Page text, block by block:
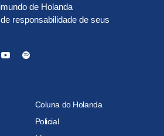
de Holanda
responsabilidade de seus
Coluna do Holanda
Policial